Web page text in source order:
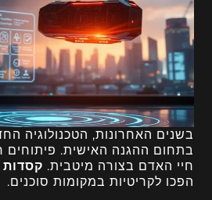
בשנים האחרונות, הטכנולוגיה
בתחום ההגנה האישית. פיתוחים
חיי האדם בצורה מיטבית.
הפכו לקריטיות במקומות סוכנים.